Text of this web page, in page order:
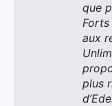
que
aux
plus